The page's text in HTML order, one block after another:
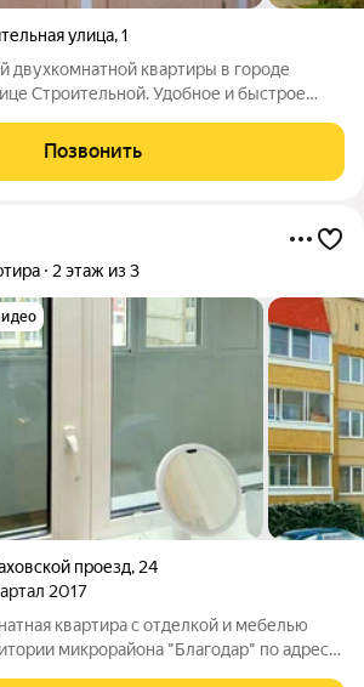
улица,1
двухкомнатной квартиры в городе
Строительной. Удобное и быстрое
сообщение с центром
Общая площадь
Позвонить
2 этаж из 3
проезд, 24
2017
квартира с отделкой и мебелью
микрорайона "Благодар" по адресу: